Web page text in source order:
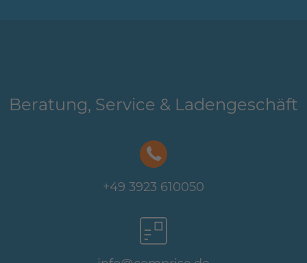
Beratung, Service & Ladengeschäft
+49 3923 610050